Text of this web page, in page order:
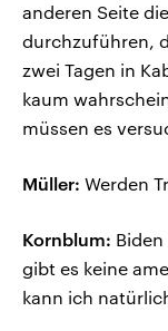
anderen Seite
durchzuführen,
zwei Tagen in
kaum
müssen es
Müller: Werden
Kornblum:
gibt es keine
kann ich